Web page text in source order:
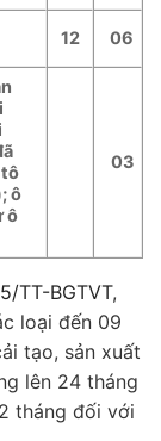
12 06
tô
ô
ô
03
TT-BGTVT,
loại đến 09
tạo, sản xuất
lên 24 tháng
tháng đối với